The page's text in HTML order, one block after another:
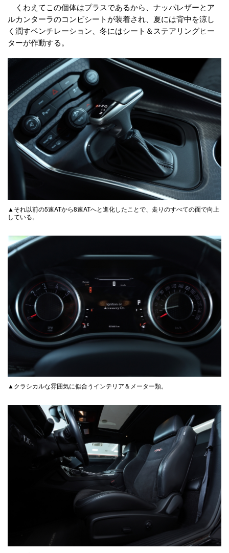
くわえてこの個体はプラスであるから、ナッパレザーとア
ルカンターラのコンビシートが装着され、夏には背中を涼し
く潤すベンチレーション、冬にはシート＆ステアリングヒー
ターが作動する。
▲それ以前の5速ATから8速ATへと進化したことで、走りのすべての面で向上
している。
▲クラシカルな雰囲気に似合うインテリア＆メーター類。